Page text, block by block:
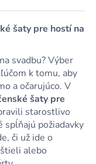
šaty pre hostí na
svadbu? Výber
k tomu, aby
a očarujúco. V
šaty pre
starostlivo
spĺňajú požiadavky
či už ide o
alebo
TYLOVÉ
DEKOLTOM A